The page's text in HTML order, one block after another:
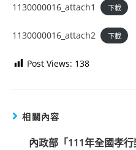
1130000016_attach1 下載
1130000016_attach2 下載
Post Views: 138
相關內容
內政部「111年全國孝